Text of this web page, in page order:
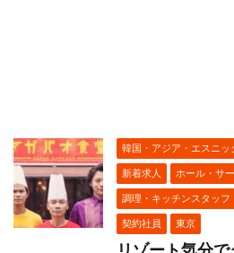
韓国・アジア・エスニッ
新着求人 ホール・サ
調理・キッチンスタッフ
契約社員 東京